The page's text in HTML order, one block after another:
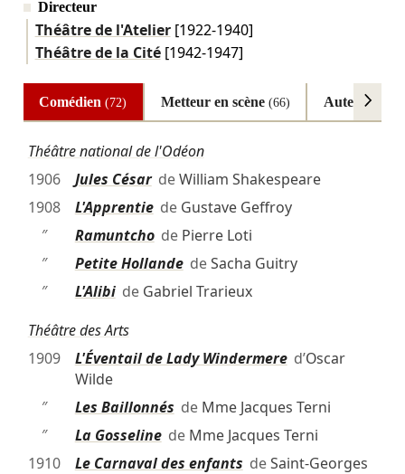
Directeur
Théâtre de l'Atelier[1922-1940]
Théâtre de la Cité[1942-1947]
Comédien(72) Metteur en scène (66) Auteur
Théâtre national de l'Odéon
1906
Jules CésardeWilliam Shakespeare
1908
L'Apprentiede Gustave Geffroy
″
Ramuntchode Pierre Loti
″
Petite HollandedeSacha Guitry
″
L'Alibide Gabriel Trarieux
Théâtre des Arts
1909
L'Éventail de Lady Windermered’Oscar
Wilde
″
Les Baillonnés de Mme Jacques Terni
″
La Gosselinede Mme Jacques Terni
1910
Le Carnaval des enfants deSaint-Georges